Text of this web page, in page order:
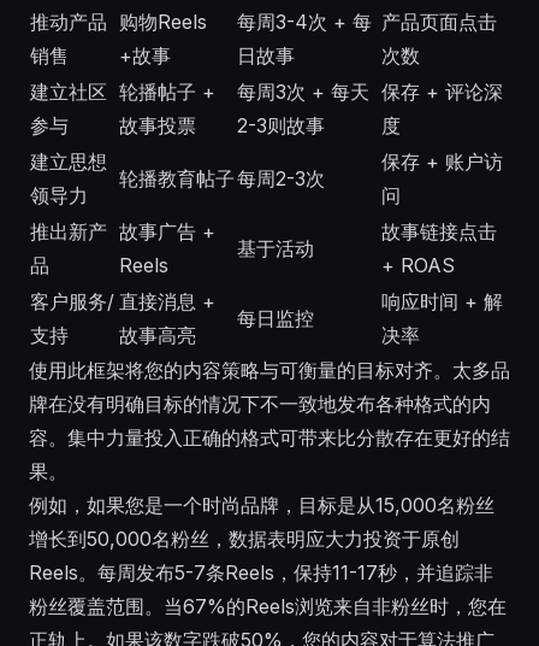
推动产品
销售
购物Reels
+故事
每周3-4次 + 每
日故事
产品页面点击
次数
建立社区
参与
轮播帖子 +
故事投票
每周3次 + 每天
2-3则故事
保存 + 评论深
度
建立思想
领导力
轮播教育帖子每周2-3次
保存 + 账户访
问
推出新产
品
故事广告 +
Reels
基于活动
故事链接点击
+ ROAS
客户服务/
支持
直接消息 +
故事高亮
每日监控
响应时间 + 解
决率
使用此框架将您的内容策略与可衡量的目标对齐。太多品
牌在没有明确目标的情况下不一致地发布各种格式的内
容。集中力量投入正确的格式可带来比分散存在更好的结
果。
例如，如果您是一个时尚品牌，目标是从15,000名粉丝
增长到50,000名粉丝，数据表明应大力投资于原创
Reels。每周发布5-7条Reels，保持11-17秒，并追踪非
粉丝覆盖范围。当67%的Reels浏览来自非粉丝时，您在
正轨上。如果该数字跌破50%，您的内容对于算法推广